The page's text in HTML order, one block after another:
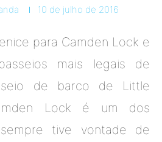
10 de julho de 2016
para Camden Lock e
mais legais de
de barco de Little
Lock é um dos
tive vontade de